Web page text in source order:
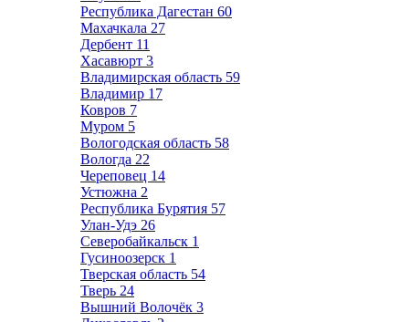
Республика Дагестан 60
Махачкала 27
Дербент 11
Хасавюрт 3
Владимирская область 59
Владимир 17
Ковров 7
Муром 5
Вологодская область 58
Вологда 22
Череповец 14
Устюжна 2
Республика Бурятия 57
Улан-Удэ 26
Северобайкальск 1
Гусиноозерск 1
Тверская область 54
Тверь 24
Вышний Волочёк 3